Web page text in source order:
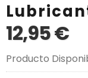
12,95 €
Producto